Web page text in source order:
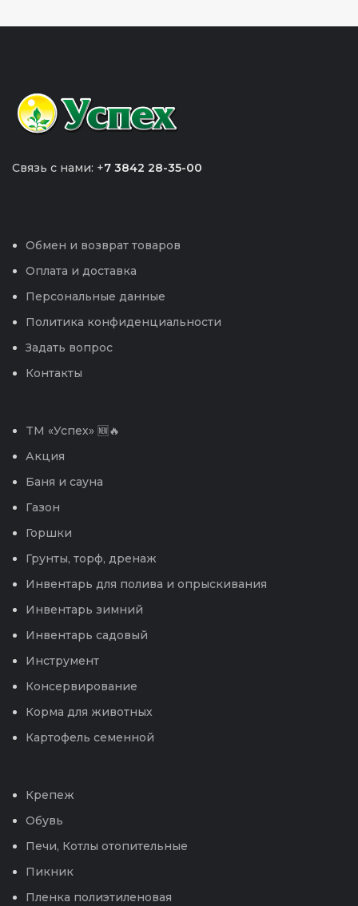
Связь с нами: +7 3842 28-35-00
Обмен и возврат товаров
Оплата и доставка
Персональные данные
Политика конфиденциальности
Задать вопрос
Контакты
TM «Успех» 🆕🔥
Акция
Баня и сауна
Газон
Горшки
Грунты, торф, дренаж
Инвентарь для полива и опрыскивания
Инвентарь зимний
Инвентарь садовый
Инструмент
Консервирование
Корма для животных
Картофель семенной
Крепеж
Обувь
Печи, Котлы отопительные
Пикник
Пленка полиэтиленовая